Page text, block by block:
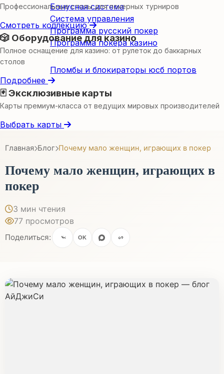
Бонусная система
Система управления
Программа русский покер
Программа покера казино
Пломбы
Пломбы и блокираторы юсб портов
Профессиональные столы для покерных турниров
Смотреть коллекцию
🎲 Оборудование для казино
Полное оснащение для казино: от рулеток до баккарных
столов
Подробнее
🃏 Эксклюзивные карты
Карты премиум-класса от ведущих мировых производителей
Выбрать карты
Главная Блог Почему мало женщин, играющих в покер
Почему мало женщин, играющих в
покер
3 мин чтения
77 просмотров
Поделиться: OK